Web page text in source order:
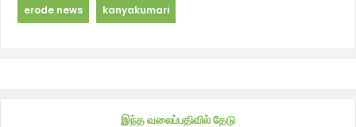
erode news kanyakumari
இந்த வலைப்பதிவில் தேடு